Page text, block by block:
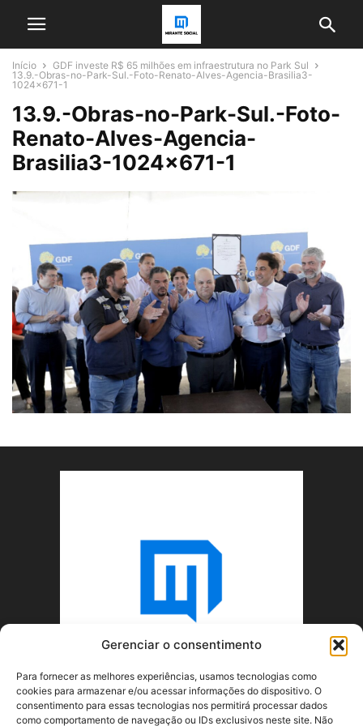
Gerenciar o consentimento
Para fornecer as melhores experiências, usamos tecnologias como
cookies para armazenar e/ou acessar informações do dispositivo. O
consentimento para essas tecnologias nos permitirá processar dados
como comportamento de navegação ou IDs exclusivos neste site. Não
Início
GDF investe R$ 65 milhões em infraestrutura no Park Sul
13.9.-Obras-no-Park-Sul.-Foto-Renato-Alves-Agencia-Brasilia3-
1024x671-1
13.9.-Obras-no-Park-Sul.-Foto-
Renato-Alves-Agencia-
Brasilia3-1024×671-1